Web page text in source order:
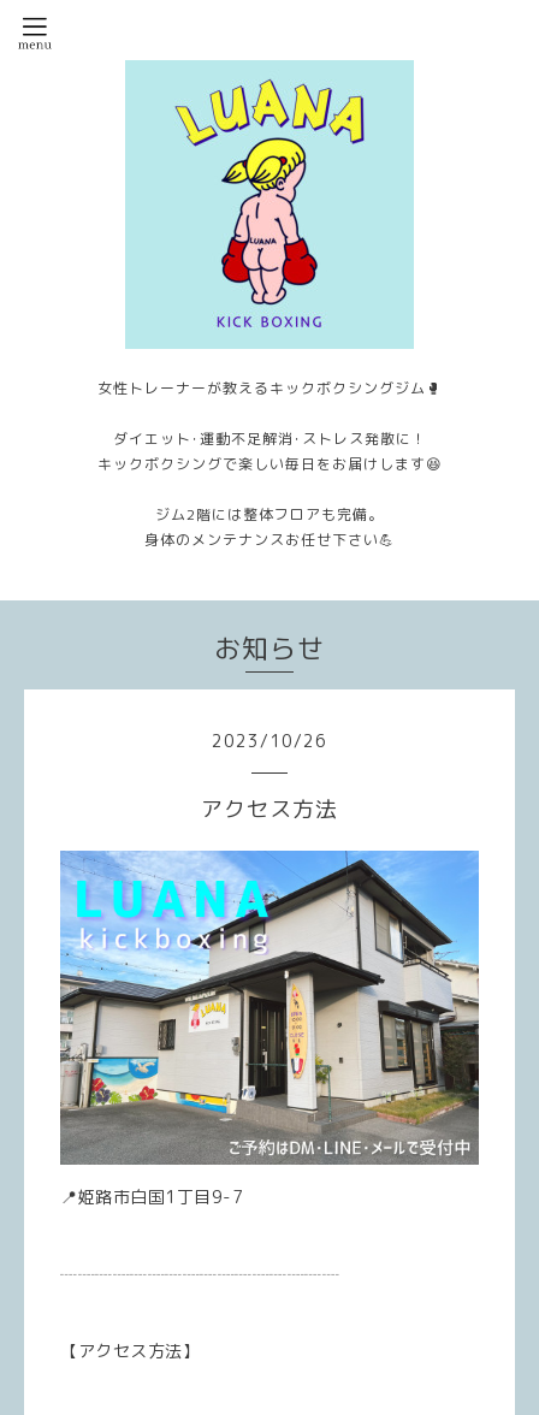
女性トレーナーが教えるキックボクシングジム🥊
ダイエット･運動不足解消･ストレス発散に！
キックボクシングで楽しい毎日をお届けします😆
ジム2階には整体フロアも完備。
身体のメンテナンスお任せ下さい💪
お知らせ
2023/ 10/26
アクセス方法
📍姫路市白国1丁目9-7
┈┈┈┈┈┈┈┈┈┈┈┈┈┈┈┈
【アクセス方法】